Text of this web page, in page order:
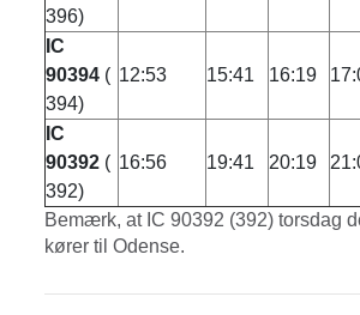
396)
IC
90394 (
394)
12:53 15:41 16:19
IC
90392 (
392)
16:56 19:41 20:19
Bemærk, at IC 90392 (392) torsdag
kører til Odense.